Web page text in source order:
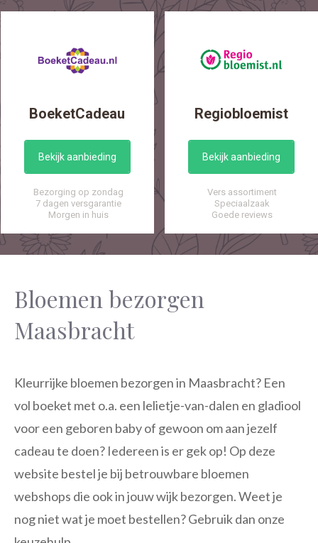
BoeketCadeau
Bekijk aanbieding
Bezorging op zondag
7 dagen versgarantie
Morgen in huis
Regiobloemist
Bekijk aanbieding
Vers assortiment
Speciaalzaak
Goede reviews
Bloemen bezorgen
Maasbracht
Kleurrijke bloemen bezorgen in Maasbracht? Een
vol boeket met o.a. een lelietje-van-dalen en gladiool
voor een geboren baby of gewoon om aan jezelf
cadeau te doen? Iedereen is er gek op! Op deze
website bestel je bij betrouwbare bloemen
webshops die ook in jouw wijk bezorgen. Weet je
nog niet wat je moet bestellen? Gebruik dan onze